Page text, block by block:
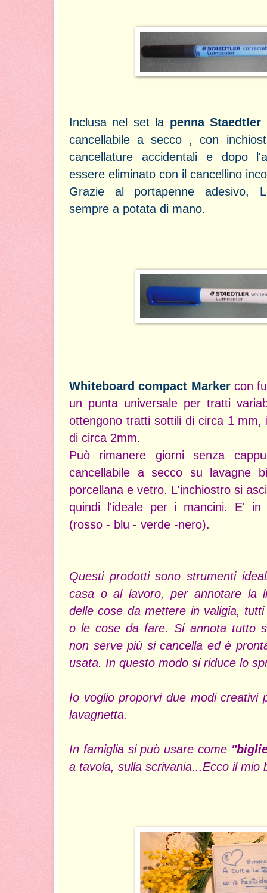
Inclusa nel set la penna
cancellabile a secco , con
cancellature accidentali e dopo
essere eliminato con il cancellino
Grazie al portapenne adesivo,
sempre a potata di mano.
Whiteboard compact Marker con
un punta universale per tratti
ottengono tratti sottili di circa 1 mm,
di circa 2mm.
Può rimanere giorni senza
cancellabile a secco su lavagne
porcellana e vetro. L'inchiostro si
quindi l'ideale per i mancini. E' in
(rosso - blu - verde -nero).
Questi prodotti sono strumenti
casa o al lavoro, per annotare la
delle cose da mettere in valigia,
o le cose da fare. Si annota tutto
non serve più si cancella ed è
usata. In questo modo si riduce lo
Io voglio proporvi due modi creativi
lavagnetta.
In famiglia si può usare come
a tavola, sulla scrivania...Ecco il mio